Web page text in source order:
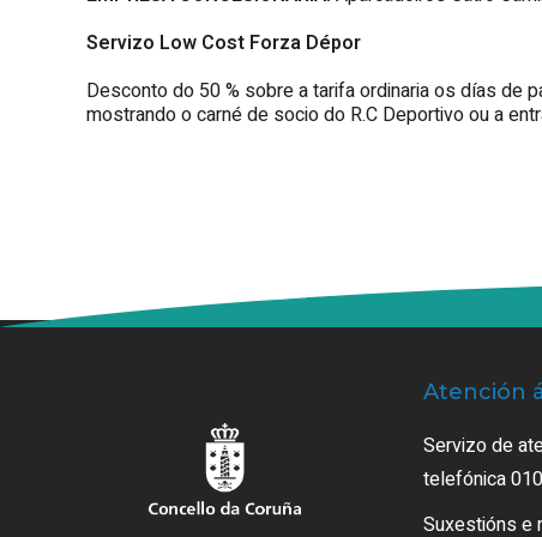
Servizo Low Cost Forza Dépor
Desconto do 50 % sobre a tarifa ordinaria os días de
mostrando o carné de socio do R.C Deportivo ou a
Atención
Servizo de
telefónica 010
Suxestións e